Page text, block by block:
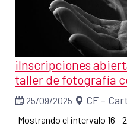
¡Inscripciones
taller de fotografía
25/09/2025 CF -
Mostrando el intervalo 16 -